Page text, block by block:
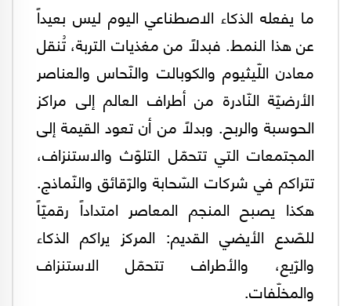
ما يفعله الذكاء الاصطناعي اليوم ليس بعيداً
عن هذا النمط. فبدلاً من مغذيات التربة، تُنقل
معادن اللّيثيوم والكوبالت والنّحاس والعناصر
الأرضيّة النّادرة من أطراف العالم إلى مراكز
الحوسبة والربح. وبدلاً من أن تعود القيمة إلى
المجتمعات التي تتحمّل التلوّث والاستنزاف،
تتراكم في شركات السّحابة والرّقائق والنّماذج.
هكذا يصبح المنجم المعاصر امتداداً رقميّاً
للصّدع الأيضي القديم: المركز يراكم الذكاء
والرّيع، والأطراف تتحمّل الاستنزاف
والمخلّفات.